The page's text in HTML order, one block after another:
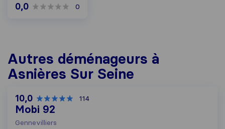
0,0 0
Autres déménageurs à
Asnières Sur Seine
10,0 114
Mobi 92
Gennevilliers